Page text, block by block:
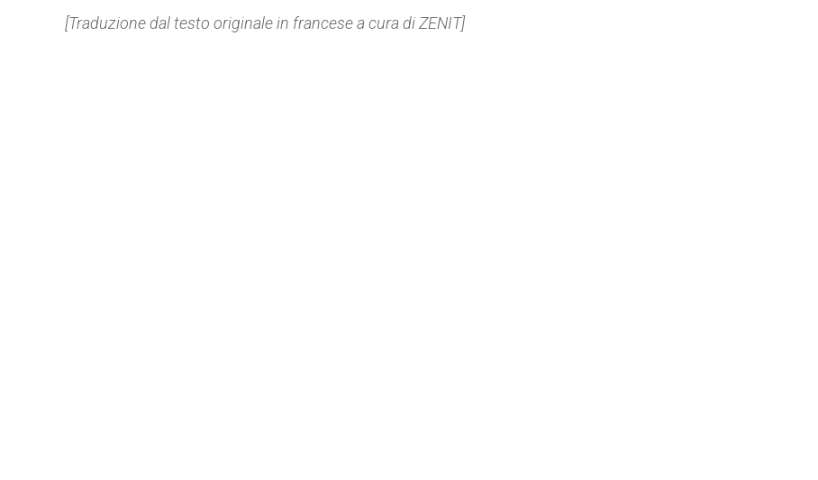
[Traduzione dal testo originale in francese a cura di ZENIT]